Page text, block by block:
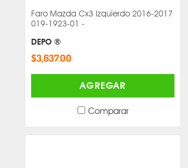
Faro Mazda Cx3 Izquierdo 2016-2017
019-1923-01 -
DEPO ®
$3,637.00
AGREGAR
Comparar